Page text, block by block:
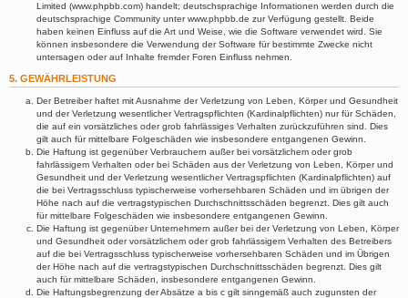
Limited (www.phpbb.com) handelt; deutschsprachige Informationen werden durch die
deutschsprachige Community unter www.phpbb.de zur Verfügung gestellt. Beide
haben keinen Einfluss auf die Art und Weise, wie die Software verwendet wird. Sie
können insbesondere die Verwendung der Software für bestimmte Zwecke nicht
untersagen oder auf Inhalte fremder Foren Einfluss nehmen.
5. GEWÄHRLEISTUNG
Der Betreiber haftet mit Ausnahme der Verletzung von Leben, Körper und Gesundheit
und der Verletzung wesentlicher Vertragspflichten (Kardinalpflichten) nur für Schäden,
die auf ein vorsätzliches oder grob fahrlässiges Verhalten zurückzuführen sind. Dies
gilt auch für mittelbare Folgeschäden wie insbesondere entgangenen Gewinn.
Die Haftung ist gegenüber Verbrauchern außer bei vorsätzlichem oder grob
fahrlässigem Verhalten oder bei Schäden aus der Verletzung von Leben, Körper und
Gesundheit und der Verletzung wesentlicher Vertragspflichten (Kardinalpflichten) auf
die bei Vertragsschluss typischerweise vorhersehbaren Schäden und im übrigen der
Höhe nach auf die vertragstypischen Durchschnittsschäden begrenzt. Dies gilt auch
für mittelbare Folgeschäden wie insbesondere entgangenen Gewinn.
Die Haftung ist gegenüber Unternehmern außer bei der Verletzung von Leben, Körper
und Gesundheit oder vorsätzlichem oder grob fahrlässigem Verhalten des Betreibers
auf die bei Vertragsschluss typischerweise vorhersehbaren Schäden und im Übrigen
der Höhe nach auf die vertragstypischen Durchschnittsschäden begrenzt. Dies gilt
auch für mittelbare Schäden, insbesondere entgangenen Gewinn.
Die Haftungsbegrenzung der Absätze a bis c gilt sinngemäß auch zugunsten der